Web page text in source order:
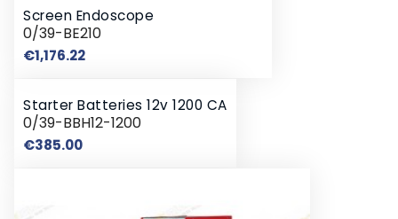
Screen Endoscope
0/39-BE210
€1,176.22Price
Starter Batteries 12v 1200 CA
0/39-BBH12-1200
€385.00Price